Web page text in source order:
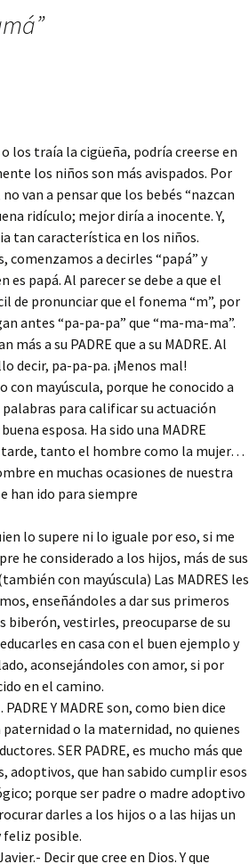
”
los traía la cigüeña, podría creerse en
los niños son más avispados. Por
van a pensar que los bebés “nazcan
ridículo; mejor diría a inocente. Y,
tan característica en los niños.
comenzamos a decirles “papá” y
es papá. Al parecer se debe a que el
de pronunciar que el fonema “m”, por
antes “pa-pa-pa” que “ma-ma-ma”.
más a su PADRE que a su MADRE. Al
decir, pa-pa-pa. ¡Menos mal!
con mayúscula, porque he conocido a
para calificar su actuación
esposa. Ha sido una MADRE
tarde, tanto el hombre como la mujer…
en muchas ocasiones de nuestra
han ido para siempre
lo supere ni lo iguale por eso, si me
he considerado a los hijos, más de sus
(también con mayúscula) Las MADRES les
enseñándoles a dar sus primeros
biberón, vestirles, preocuparse de su
en casa con el buen ejemplo y
aconsejándoles con amor, si por
en el camino.
Y MADRE son, como bien dice
o la maternidad, no quienes
SER PADRE, es mucho más que
adoptivos, que han sabido cumplir esos
porque ser padre o madre adoptivo
darles a los hijos o a las hijas un
posible.
Decir que cree en Dios. Y que